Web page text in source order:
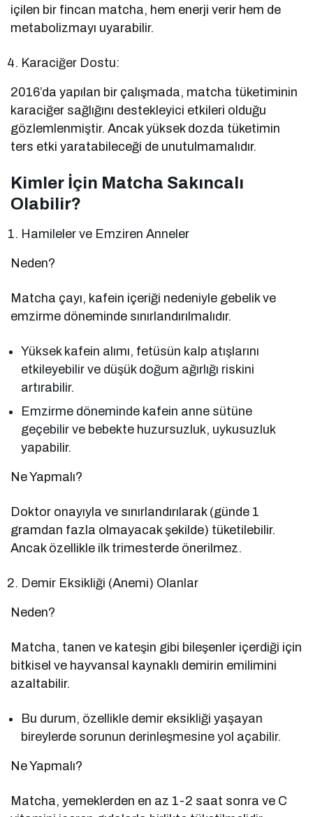
içilen bir fincan matcha, hem enerji verir hem de
metabolizmayı uyarabilir.
Karaciğer Dostu:
2016’da yapılan bir çalışmada, matcha tüketiminin
karaciğer sağlığını destekleyici etkileri olduğu
gözlemlenmiştir. Ancak yüksek dozda tüketimin
ters etki yaratabileceği de unutulmamalıdır.
Kimler İçin Matcha Sakıncalı
Olabilir?
Hamileler ve Emziren Anneler
Neden?
Matcha çayı, kafein içeriği nedeniyle gebelik ve
emzirme döneminde sınırlandırılmalıdır.
Yüksek kafein alımı, fetüsün kalp atışlarını
etkileyebilir ve düşük doğum ağırlığı riskini
artırabilir.
Emzirme döneminde kafein anne sütüne
geçebilir ve bebekte huzursuzluk, uykusuzluk
yapabilir.
Ne Yapmalı?
Doktor onayıyla ve sınırlandırılarak (günde 1
gramdan fazla olmayacak şekilde) tüketilebilir.
Ancak özellikle ilk trimesterde önerilmez.
Demir Eksikliği (Anemi) Olanlar
Neden?
Matcha, tanen ve kateşin gibi bileşenler içerdiği için
bitkisel ve hayvansal kaynaklı demirin emilimini
azaltabilir.
Bu durum, özellikle demir eksikliği yaşayan
bireylerde sorunun derinleşmesine yol açabilir.
Ne Yapmalı?
Matcha, yemeklerden en az 1-2 saat sonra ve C